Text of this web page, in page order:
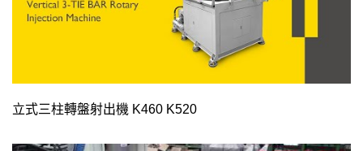
立式三柱轉盤射出機 K460 K520